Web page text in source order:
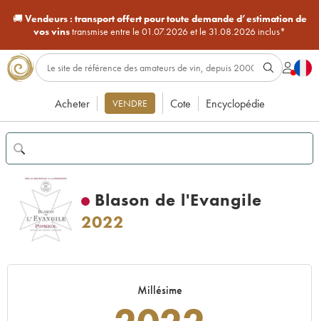
🚚Vendeurs : transport offert pour toute demande d’estimation de
vos vinstransmise entre le 01.07.2026 et le 31.08.2026 inclus*
Acheter VENDRE Cote Encyclopédie
Blason de l'Evangile
2022
Millésime